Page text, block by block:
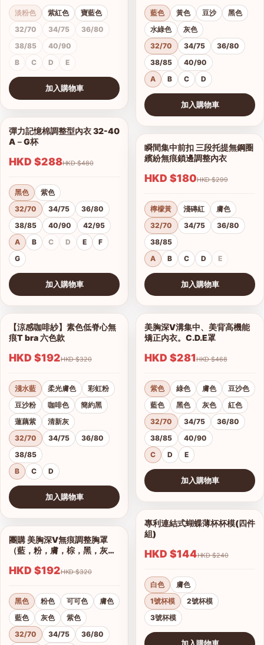
淡粉色 紫紅色
寶藍色
32/70
34/75
36/80
38/85
40/90
B
C D E
加入購物車
1/18
查看圖片
彈力記憶棉調整型內衣 32-40
A－G杯
HKD $288 HKD $480
黑色
紫色
32/70
34/75
36/80
38/85
40/90
42/95
A
B C D E
F
G
加入購物車
1/18
查看圖片
【涼感咖啡紗】素色低脊心無
痕T bra 六色款
HKD $192 HKD $320
淺水藍 柔光膚色
彩虹粉
豆沙粉
咖啡色
簡約黑
蓮藕紫
清新灰
32/70
34/75
36/80
38/85
B
C D
加入購物車
1/17
查看圖片
團購 美胸深V無痕調整胸罩
（藍，粉，膚，棕，黑，灰）
HKD $192 HKD $320
黑色 粉色 可可色
膚色
藍色
灰色
紫色
32/70
34/75 36/80
藍色 黃色 豆沙
黑色
水綠色
灰色
32/70
34/75
36/80
38/85
40/90
A
B C D
加入購物車
1/9
查看圖片
瞬間集中前扣 三段托提無鋼圈
繽紛無痕鎖邊調整內衣
HKD $180 HKD $299
檸檬黃 淺磚紅
膚色
32/70
34/75
36/80
38/85
A
B C D E
加入購物車
1/16
查看圖片
美胸深V溝集中、美背高機能
矯正內衣。C.D.E罩
HKD $281 HKD $468
紫色 綠色 膚色
豆沙色
藍色
黑色 灰色
紅色
32/70
34/75
36/80
38/85
40/90
C
D E
加入購物車
1/2
查看圖片
專利連結式蝴蝶薄杯杯模(四件
組)
HKD $144 HKD $240
白色
膚色
1號杯模
2號杯模
3號杯模